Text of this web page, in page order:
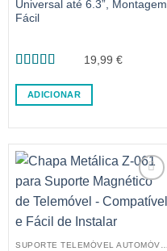
Universal até 6.3”, Montagem
Fácil
de 5
19,99 €
ADICIONAR